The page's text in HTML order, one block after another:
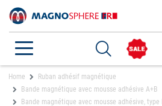
Home
Ruban adhésif magnétique
Bande magnétique avec mousse adhésive A+B
Bande magnétique avec mousse adhésive, type